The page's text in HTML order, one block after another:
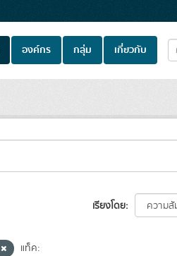
องค์กร กลุ่ม เกี่ยวกับ
เรียงโดย
แท็ค: